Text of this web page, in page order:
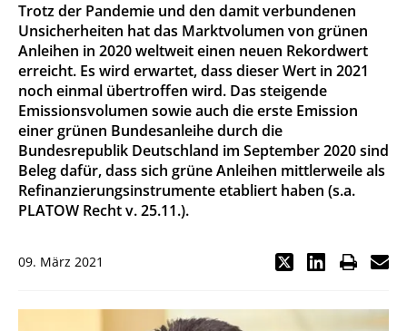
Trotz der Pandemie und den damit verbundenen
Unsicherheiten hat das Marktvolumen von grünen
Anleihen in 2020 weltweit einen neuen Rekordwert
erreicht. Es wird erwartet, dass dieser Wert in 2021
noch einmal übertroffen wird. Das steigende
Emissionsvolumen sowie auch die erste Emission
einer grünen Bundesanleihe durch die
Bundesrepublik Deutschland im September 2020 sind
Beleg dafür, dass sich grüne Anleihen mittlerweile als
Refinanzierungsinstrumente etabliert haben (s.a.
PLATOW Recht v. 25.11.).
09. März 2021